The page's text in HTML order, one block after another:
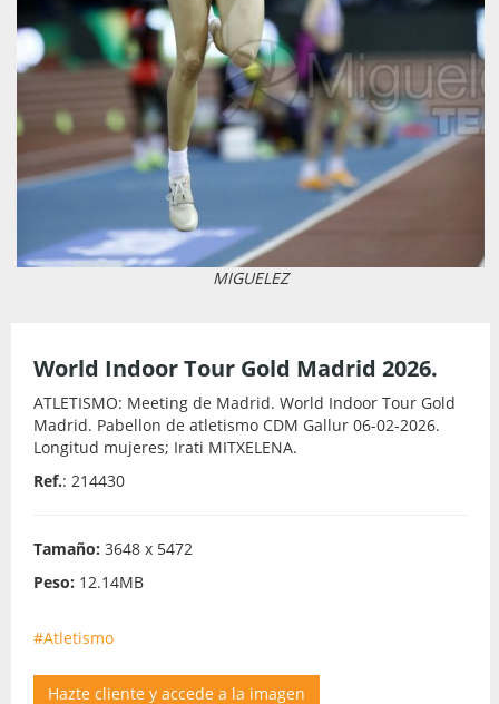
MIGUELEZ
World Indoor Tour Gold Madrid 2026.
ATLETISMO: Meeting de Madrid. World Indoor Tour Gold
Madrid. Pabellon de atletismo CDM Gallur 06-02-2026.
Longitud mujeres; Irati MITXELENA.
Ref.: 214430
Tamaño: 3648 x 5472
Peso: 12.14MB
#Atletismo
Hazte cliente y accede a la imagen